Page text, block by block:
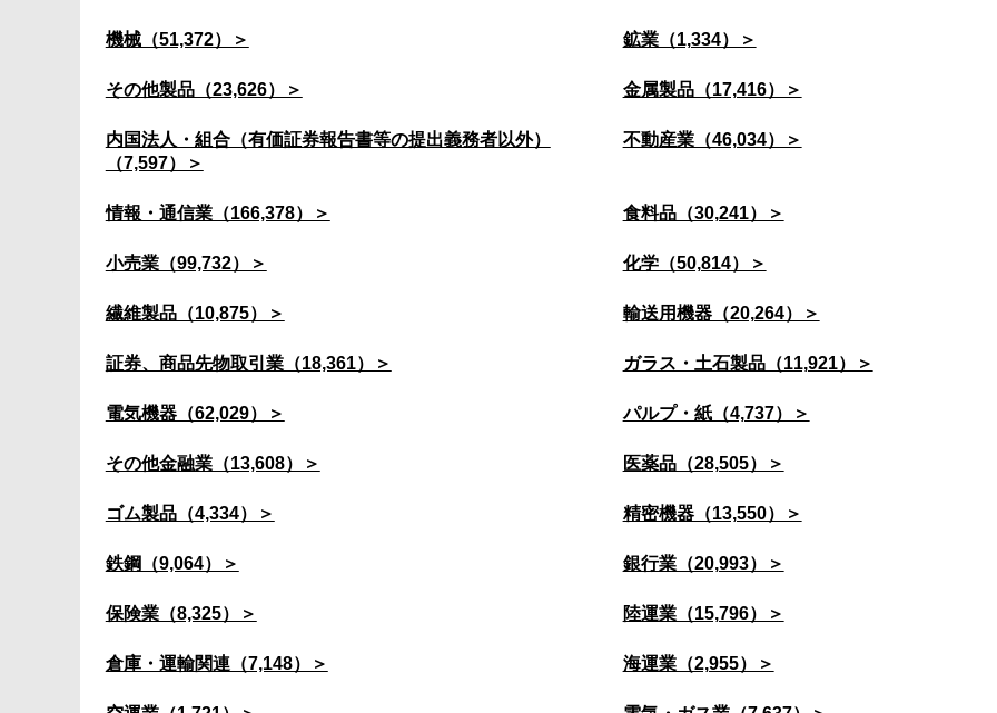
機械（51,372）＞ 鉱業（1,334）＞
その他製品（23,626）＞ 金属製品（17,416）＞
内国法人・組合（有価証券報告書等の提出義務者以外）
（7,597）＞
不動産業（46,034）＞
情報・通信業（166,378）＞ 食料品（30,241）＞
小売業（99,732）＞ 化学（50,814）＞
繊維製品（10,875）＞ 輸送用機器（20,264）＞
証券、商品先物取引業（18,361）＞ ガラス・土石製品（11,921）＞
電気機器（62,029）＞ パルプ・紙（4,737）＞
その他金融業（13,608）＞ 医薬品（28,505）＞
ゴム製品（4,334）＞ 精密機器（13,550）＞
鉄鋼（9,064）＞ 銀行業（20,993）＞
保険業（8,325）＞ 陸運業（15,796）＞
倉庫・運輸関連（7,148）＞ 海運業（2,955）＞